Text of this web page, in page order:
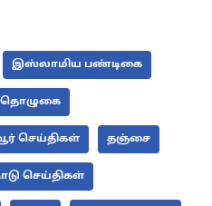
இஸ்லாமிய பண்டிகை
தொழுகை
செய்திகள் தஞ்சை
செய்திகள்